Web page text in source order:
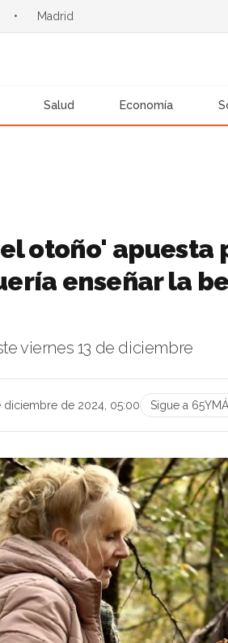
• Madrid
Salud Economía
otoño' apuesta
enseñar la
viernes 13 de diciembre
diciembre de 2024, 05:00 Sigue a